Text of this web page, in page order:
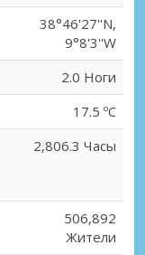
38°46'27''N,
9°8'3''W
2.0 Ноги
17.5 ºC
2,806.3 Часы
506,892
Жители